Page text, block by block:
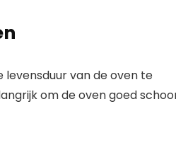
levensduur van de oven te
om de oven goed